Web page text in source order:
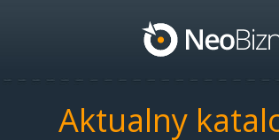
Aktualny